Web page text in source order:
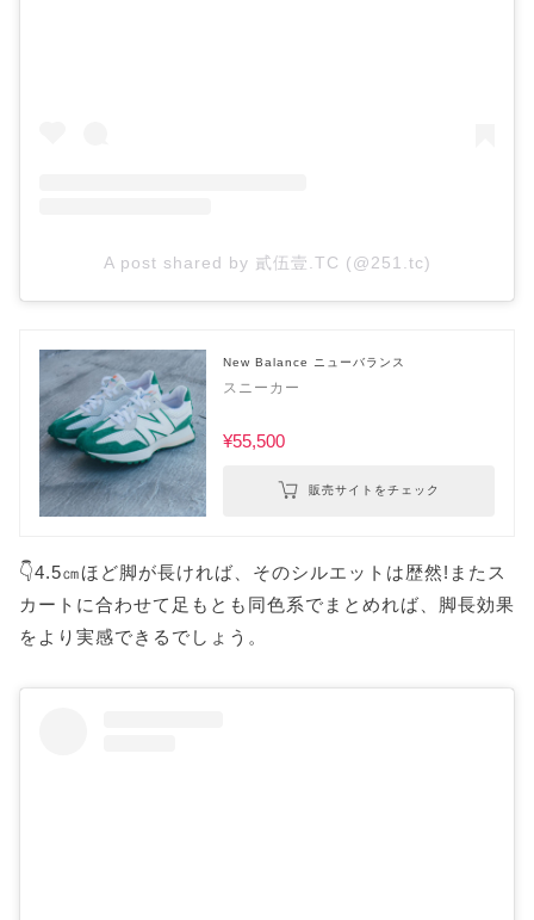
A post shared by 貳伍壹.TC (@251.tc)
New Balance ニューバランス
スニーカー
¥55,500
販売サイトをチェック
👇4.5㎝ほど脚が長ければ、そのシルエットは歴然!またス
カートに合わせて足もとも同色系でまとめれば、脚長効果
をより実感できるでしょう。